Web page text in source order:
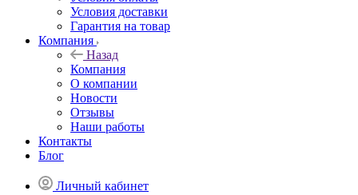
Условия доставки
Гарантия на товар
Компания
Назад
Компания
О компании
Новости
Отзывы
Наши работы
Контакты
Блог
Личный кабинет